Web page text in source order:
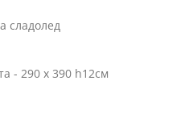
сладолед
- 290 х 390 h12см